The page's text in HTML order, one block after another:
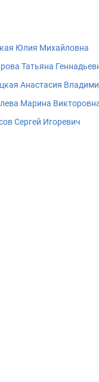
Юлия Михайловна
Татьяна
Анастасия
Марина
Сергей Игоревич